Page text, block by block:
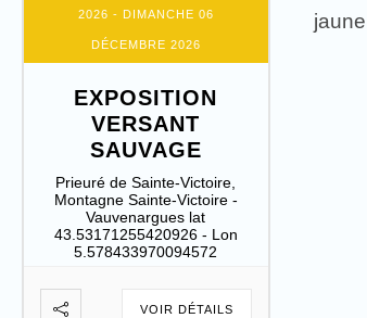
2026 - DIMANCHE 06
DÉCEMBRE 2026
EXPOSITION
VERSANT
SAUVAGE
Prieuré de Sainte-Victoire,
Montagne Sainte-Victoire -
Vauvenargues lat
43.53171255420926 - Lon
5.578433970094572
VOIR DÉTAILS